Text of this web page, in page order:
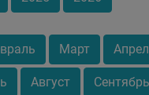
Март
Август Сентябрь